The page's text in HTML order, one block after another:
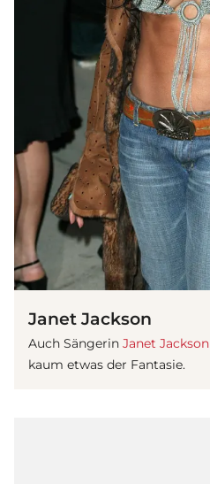
Janet Jackson
Auch Sängerin Janet Jackson
kaum etwas der Fantasie.